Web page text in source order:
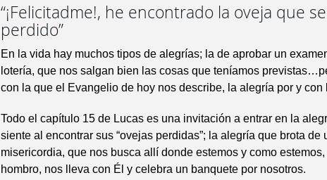
“¡Felicitadme!, he encontrado la oveja que
perdido”
En la vida hay muchos tipos de alegrías; la de aprobar un
lotería, que nos salgan bien las cosas que teníamos
con la que el Evangelio de hoy nos describe, la alegría por y con
Todo el capítulo 15 de Lucas es una invitación a entrar en la
siente al encontrar sus “ovejas perdidas”; la alegría que brota de
misericordia, que nos busca allí donde estemos y como estemos,
hombro, nos lleva con Él y celebra un banquete por nosotros.